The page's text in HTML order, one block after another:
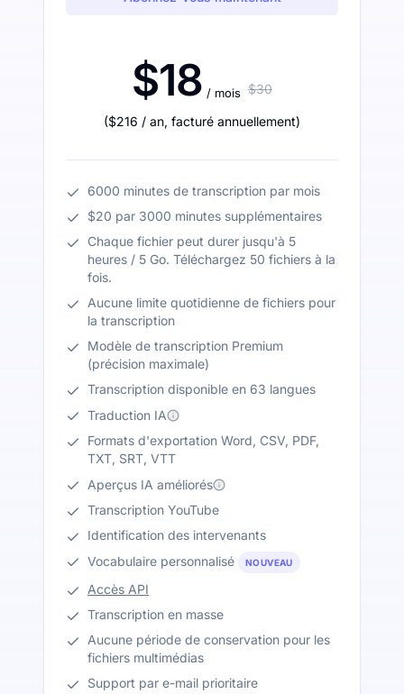
$18 / mois $30
($216 / an, facturé annuellement)
6000 minutes de transcription par mois
$20 par 3000 minutes supplémentaires
Chaque fichier peut durer jusqu'à 5
heures / 5 Go. Téléchargez 50 fichiers à la
fois.
Aucune limite quotidienne de fichiers pour
la transcription
Modèle de transcription Premium
(précision maximale)
Transcription disponible en 63 langues
Traduction IA
Formats d'exportation Word, CSV, PDF,
TXT, SRT, VTT
Aperçus IA améliorés
Transcription YouTube
Identification des intervenants
Vocabulaire personnalisé
NOUVEAU
Accès API
Transcription en masse
Aucune période de conservation pour les
fichiers multimédias
Support par e-mail prioritaire